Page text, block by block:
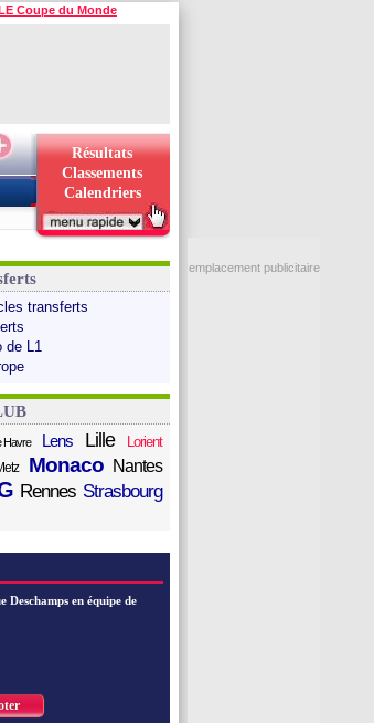
Coupe du Monde
Résultats
Classements
Calendriers
transferts
de L1
Havre Lens Lille Lorient
Monaco Nantes
Rennes Strasbourg
en équipe de
emplacement publicitaire